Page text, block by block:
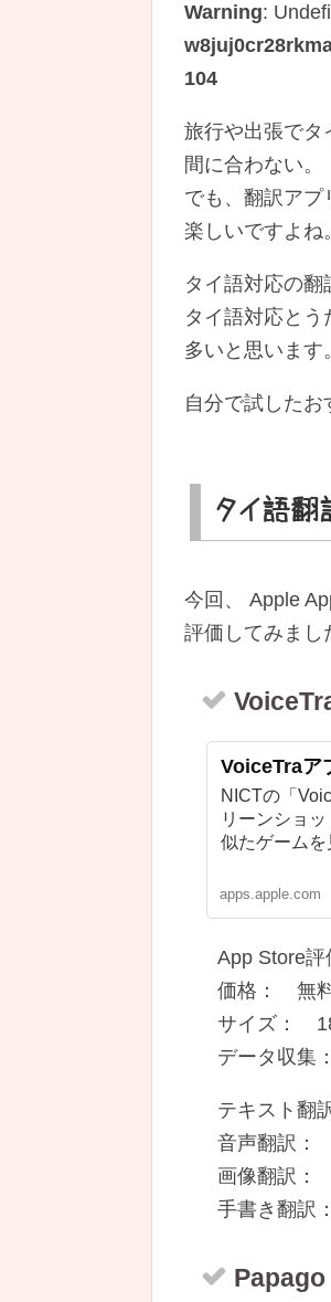
Warning:
104
旅行や出張でタ
間に合わない。
でも、翻訳アプ
楽しいですよね。
タイ語対応の翻
タイ語対応と
多いと思います。
自分で試したお
タイ語翻
今回、 Apple
評価してみまし
VoiceTraア
NICTの「
リーンショ
似たゲームを
apps.apple.com
App Store
価格： 無
サイズ：
データ収集
テキスト翻
音声翻訳
画像翻訳
手書き翻訳
Papago